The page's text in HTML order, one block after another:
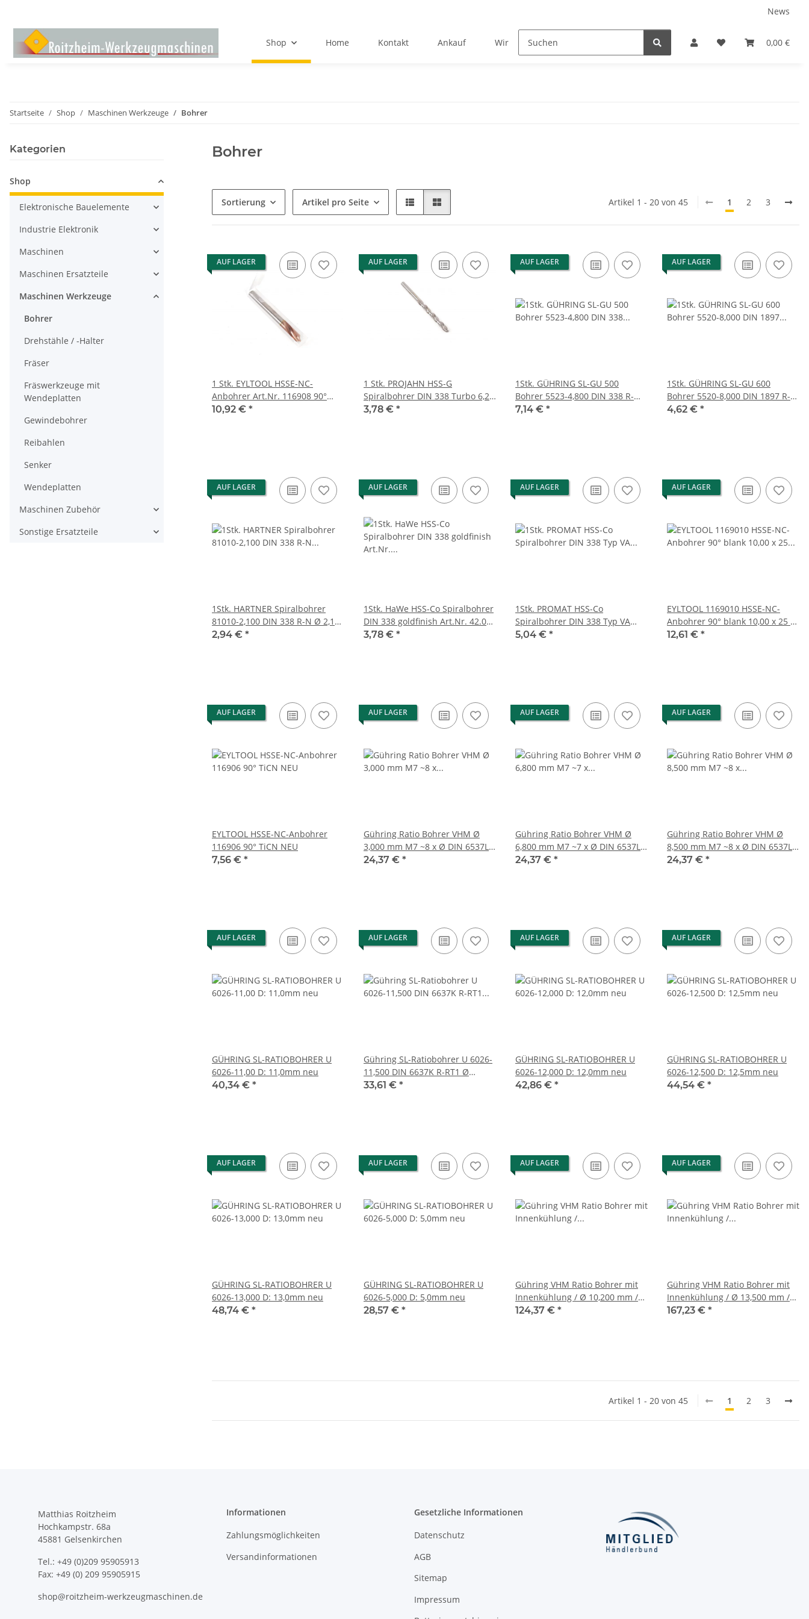
News
0,00 €
Shop Home Kontakt Ankauf Wir über uns
Startseite Shop Maschinen Werkzeuge Bohrer
Bohrer
Sortierung Artikel pro Seite Artikel 1 - 20 von 45 1 2 3
AUF LAGER
1 Stk. EYLTOOL HSSE-NC-
Anbohrer Art.Nr. 116908 90°
blank 8,00x25x79mm SD 8,0mm
10,92 € *
AUF LAGER
1 Stk. PROJAHN HSS-G
Spiralbohrer DIN 338 Turbo 6,2
mm Art.Nr. 140620 NEU
3,78 € *
AUF LAGER
1Stk. GÜHRING SL-GU 500
Bohrer 5523-4,800 DIN 338 R-
GU5 Ø 4,8 12 HSCO 0017082951
7,14 € *
AUF LAGER
1Stk. GÜHRING SL-GU 600
Bohrer 5520-8,000 DIN 1897 R-
GU5 Ø8,0 HSCO 0016892261
4,62 € *
AUF LAGER
1Stk. HARTNER Spiralbohrer
81010-2,100 DIN 338 R-N Ø 2,100
HSS 60592372 NEU
2,94 € *
AUF LAGER
1Stk. HaWe HSS-Co Spiralbohrer
DIN 338 goldfinish Art.Nr. 42.026
2.6mm NEU
3,78 € *
AUF LAGER
1Stk. PROMAT HSS-Co
Spiralbohrer DIN 338 Typ VA
4000860632 3,20 mm NEU
5,04 € *
AUF LAGER
EYLTOOL 1169010 HSSE-NC-
Anbohrer 90° blank 10,00 x 25 x
89 mm SD 10,0 mm NEU
12,61 € *
AUF LAGER
EYLTOOL HSSE-NC-Anbohrer
116906 90° TiCN NEU
7,56 € *
AUF LAGER
Gühring Ratio Bohrer VHM Ø
3,000 mm M7 ~8 x Ø DIN 6537L
nanoFIRE 5651 - 3,000 #new
24,37 € *
AUF LAGER
Gühring Ratio Bohrer VHM Ø
6,800 mm M7 ~7 x Ø DIN 6537L
nanoFIRE 5515 - 6,800 #new
24,37 € *
AUF LAGER
Gühring Ratio Bohrer VHM Ø
8,500 mm M7 ~8 x Ø DIN 6537L
nanoFIRE 5515 - 8,5000 #new
24,37 € *
AUF LAGER
GÜHRING SL-RATIOBOHRER U
6026-11,00 D: 11,0mm neu
40,34 € *
AUF LAGER
Gühring SL-Ratiobohrer U 6026-
11,500 DIN 6637K R-RT1 Ø
11,5mm Neu
33,61 € *
AUF LAGER
GÜHRING SL-RATIOBOHRER U
6026-12,000 D: 12,0mm neu
42,86 € *
AUF LAGER
GÜHRING SL-RATIOBOHRER U
6026-12,500 D: 12,5mm neu
44,54 € *
AUF LAGER
GÜHRING SL-RATIOBOHRER U
6026-13,000 D: 13,0mm neu
48,74 € *
AUF LAGER
GÜHRING SL-RATIOBOHRER U
6026-5,000 D: 5,0mm neu
28,57 € *
AUF LAGER
Gühring VHM Ratio Bohrer mit
Innenkühlung / Ø 10,200 mm /
m7 / 5xD / DIN 6537L 5511
124,37 € *
AUF LAGER
Gühring VHM Ratio Bohrer mit
Innenkühlung / Ø 13,500 mm /
m7 / 5xD / DIN 6537L 5511
167,23 € *
Artikel 1 - 20 von 45 1 2 3
Kategorien
Shop
Elektronische Bauelemente
Industrie Elektronik
Maschinen
Maschinen Ersatzteile
Maschinen Werkzeuge
Bohrer
Drehstähle / -Halter
Fräser
Fräswerkzeuge mit
Wendeplatten
Gewindebohrer
Reibahlen
Senker
Wendeplatten
Maschinen Zubehör
Sonstige Ersatzteile
Matthias Roitzheim
Hochkampstr. 68a
45881 Gelsenkirchen
Tel.: +49 (0)209 95905913
Fax: +49 (0) 209 95905915
shop@roitzheim-werkzeugmaschinen.de
Informationen
Zahlungsmöglichkeiten
Versandinformationen
Gesetzliche Informationen
Datenschutz
AGB
Sitemap
Impressum